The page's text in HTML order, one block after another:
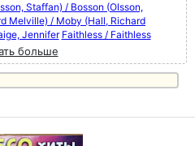
Staffan) / Bosson (Olsson,
Melville) / Moby (Hall, Richard
Jennifer Faithless / Faithless
больше